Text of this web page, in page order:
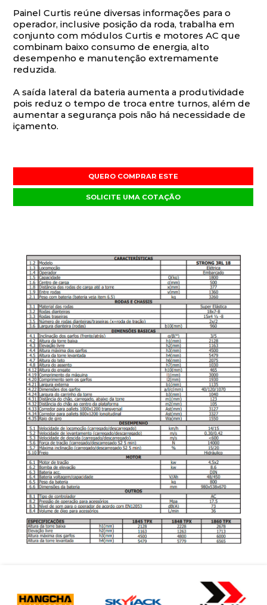
Painel Curtis reúne diversas informações para o
operador, inclusive posição da roda, trabalha em
conjunto com módulos Curtis e motores AC que
combinam baixo consumo de energia, alto
desempenho e manutenção extremamente
reduzida.
A saída lateral da bateria aumenta a produtividade
pois reduz o tempo de troca entre turnos, além de
aumentar a segurança pois não há necessidade de
içamento.
QUERO COMPRAR ESTE
SOLICITE UMA COTAÇÃO